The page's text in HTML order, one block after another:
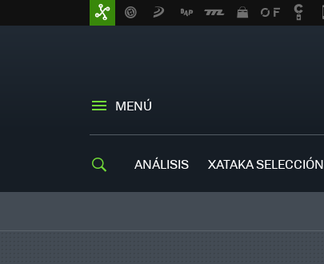
MENÚ
ANÁLISIS XATAKA SELECCIÓN